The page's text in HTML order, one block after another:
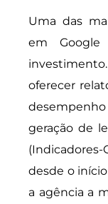
Uma das
em
oferecer
desempenho
geração de
desde o
a agência a